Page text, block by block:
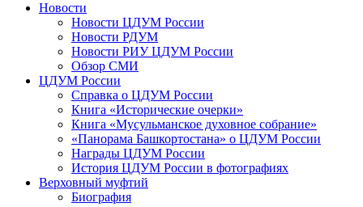
Новости
Новости ЦДУМ России
Новости РДУМ
Новости РИУ ЦДУМ России
Обзор СМИ
ЦДУМ России
Справка о ЦДУМ России
Книга «Исторические очерки»
Книга «Мусульманское духовное собрание»
«Панорама Башкортостана» о ЦДУМ России
Награды ЦДУМ России
История ЦДУМ России в фотографиях
Верховный муфтий
Биография